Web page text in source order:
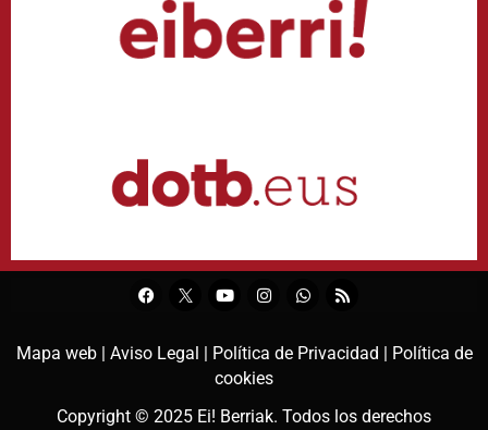
Mapa web | Aviso Legal | Política de Privacidad |
Política de
cookies
Copyright © 2025 Ei! Berriak. Todos los derechos